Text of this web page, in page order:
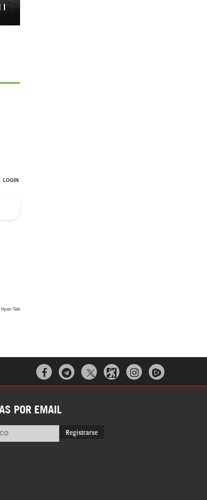
|
  
POR EMAIL
Registrarse